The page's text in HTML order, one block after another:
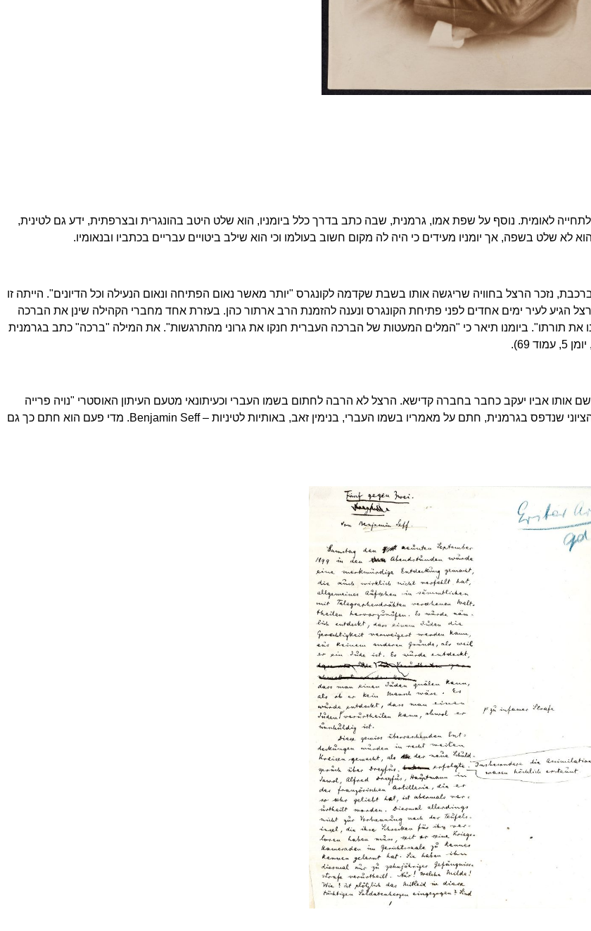
לאומית. נוסף על שפת אמו, גרמנית, שבה כתב בדרך כלל ביומניו, הוא שלט היטב בהונגרית ובצרפתית, ידע גם לטינית,
לא שלט בשפה, אך יומניו מעידים כי היה לה מקום חשוב בעולמו וכי הוא שילב ביטויים עבריים בכתביו ובנאומיו.​
נזכר הרצל בחוויה שריגשה אותו בשבת שקדמה לקונגרס "יותר מאשר נאום הפתיחה ונאום הנעילה וכל הדיונים". הייתה זו
לעיר ימים אחדים לפני פתיחת הקונגרס ונענה להזמנת הרב ארתור כהן. בעזרת אחד מחברי הקהילה שינן את הברכה
את תורתו". ביומנו תיאר כי "המלים המעטות של הברכה העברית חנקו את גרוני מהתרגשות". את המילה "ברכה" כתב בגרמנית
אותו אביו יעקב כחבר בחברה קדישא. הרצל לא הרבה לחתום בשמו העברי וכעיתונאי מטעם העיתון האוסטרי "נויה פרייה
שנדפס בגרמנית, חתם על מאמריו בשמו העברי, בנימין זאב, באותיות לטיניות –Benjamin Seff. מדי פעם הוא חתם כך גם